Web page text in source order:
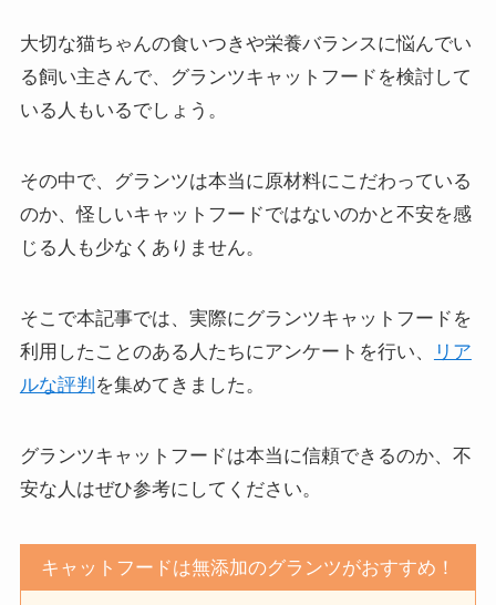
大切な猫ちゃんの食いつきや栄養バランスに悩んでい
る飼い主さんで、グランツキャットフードを検討して
いる人もいるでしょう。
その中で、グランツは本当に原材料にこだわっている
のか、怪しいキャットフードではないのかと不安を感
じる人も少なくありません。
そこで本記事では、実際にグランツキャットフードを
利用したことのある人たちにアンケートを行い、
リア
ルな評判 を集めてきました。
グランツキャットフードは本当に信頼できるのか、不
安な人はぜひ参考にしてください。
キャットフードは無添加のグランツがおすすめ！